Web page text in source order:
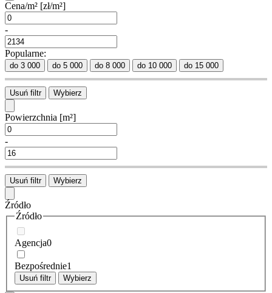
Cena/m² [zł/m²]
-
Popularne:
do 3 000 do 5 000 do 8 000 do 10 000 do 15 000
Usuń filtr Wybierz
Powierzchnia [m²]
-
Usuń filtr Wybierz
Źródło
Źródło
Agencja0
Bezpośrednie1
Usuń filtr Wybierz